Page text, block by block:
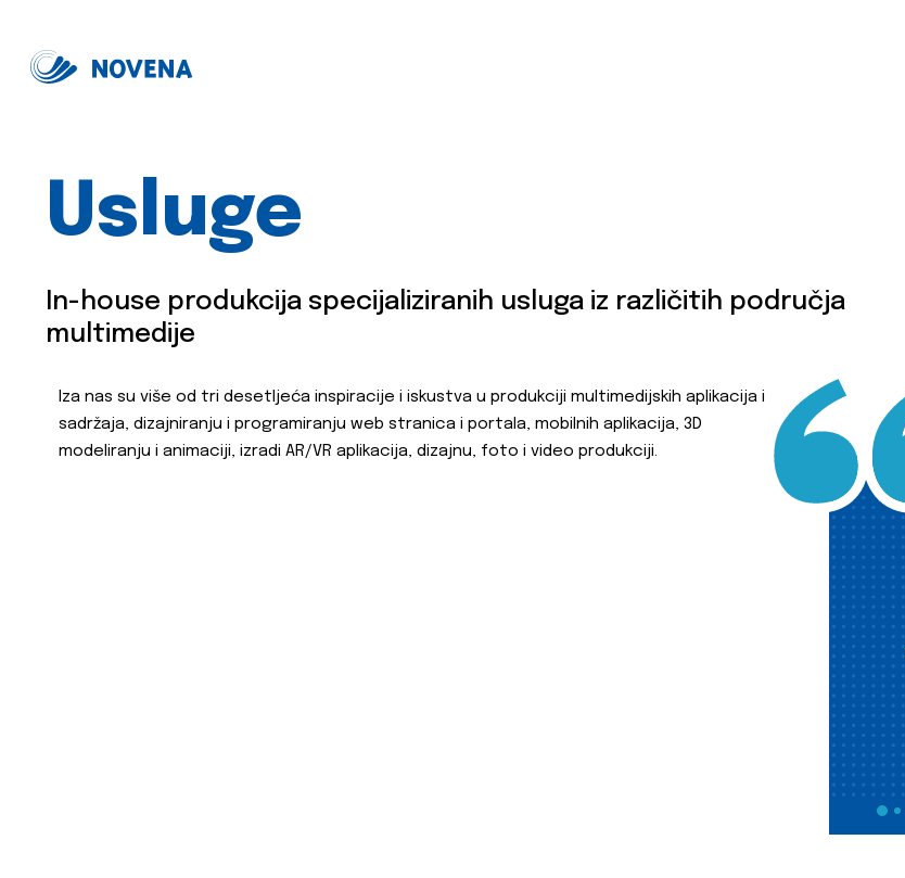
Usluge
In-house produkcija specijaliziranih usluga iz različitih područja
multimedije
Iza nas su više od tri desetljeća inspiracije i iskustva u produkciji multimedijskih aplikacija i
sadržaja, dizajniranju i programiranju web stranica i portala, mobilnih aplikacija, 3D
modeliranju i animaciji, izradi AR/VR aplikacija, dizajnu, foto i video produkciji.